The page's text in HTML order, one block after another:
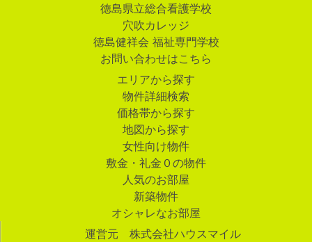
徳島県立総合看護学校
穴吹カレッジ
徳島健祥会 福祉専門学校
お問い合わせはこちら
エリアから探す
物件詳細検索
価格帯から探す
地図から探す
女性向け物件
敷金・礼金０の物件
人気のお部屋
新築物件
オシャレなお部屋
運営元 株式会社ハウスマイル